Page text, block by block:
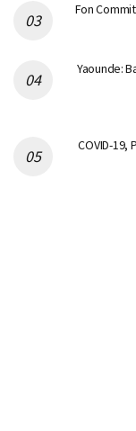
Fon
Yaounde:
COVID-